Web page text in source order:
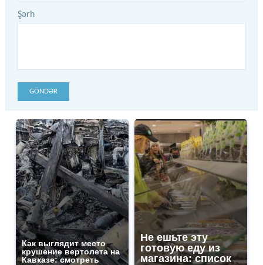
Şərh
GÖNDƏR
Как выглядит место
крушение вертолета на
Кавказе: смотреть
Не ешьте эту
готовую еду из
магазина: список